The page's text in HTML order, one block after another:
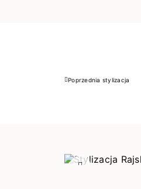
Poprzedni
Poprzednia stylizacja